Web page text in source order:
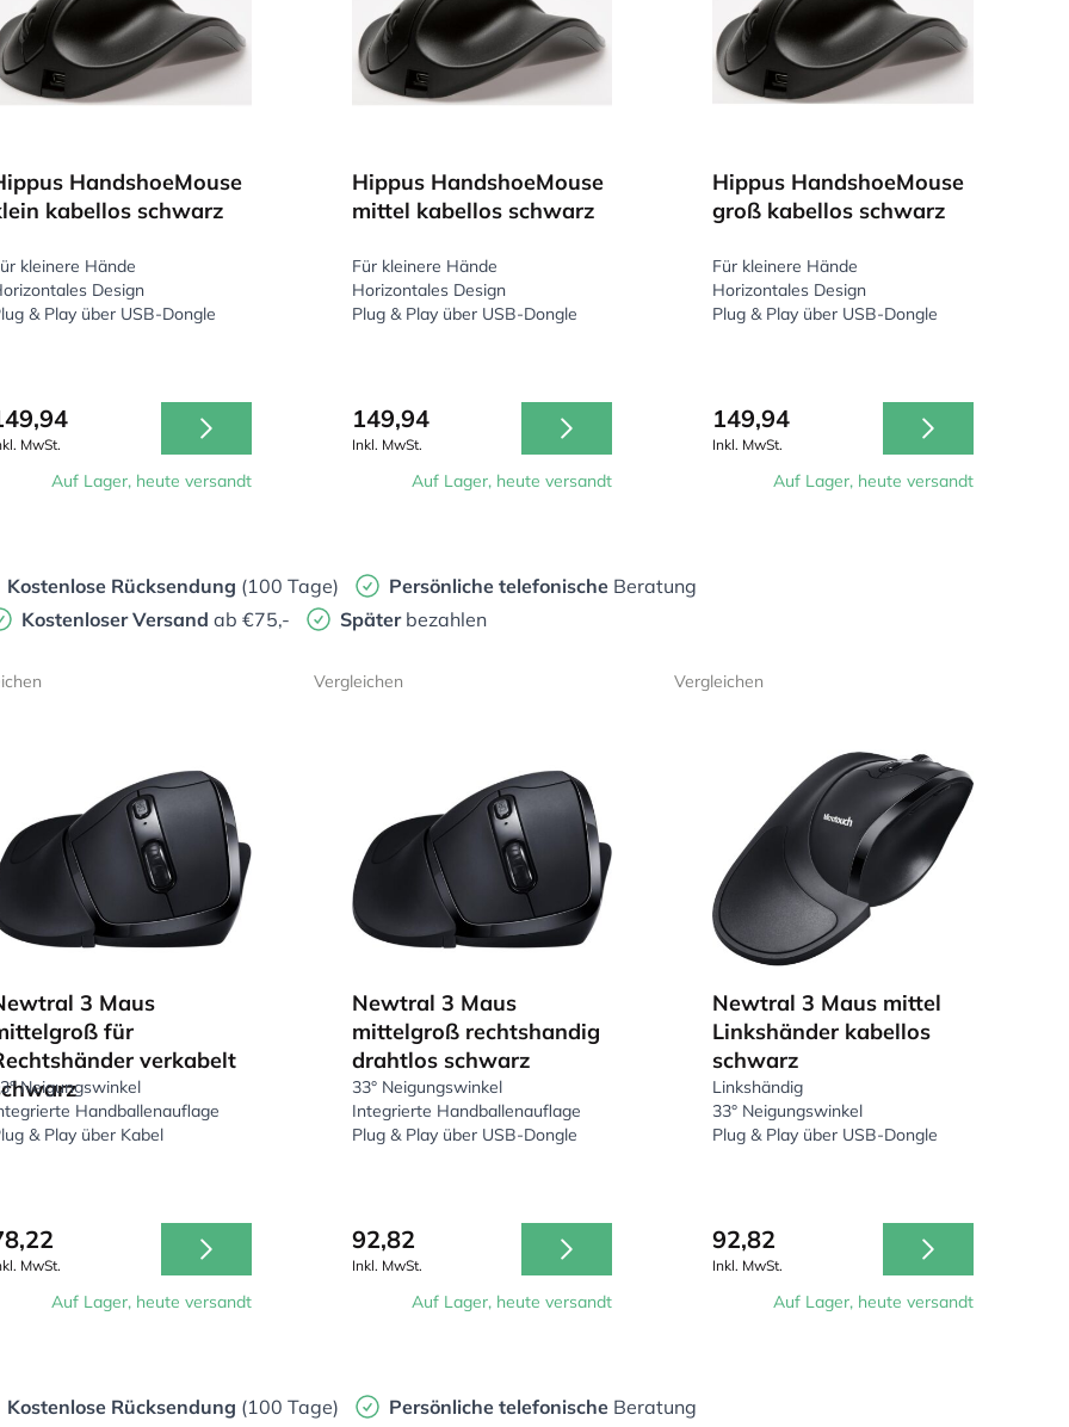
HandshoeMouse
kabellos schwarz
kleinere Hände
Design
& Play über USB-Dongle
MwSt.
Auf Lager, heute versandt
Hippus HandshoeMouse
mittel kabellos schwarz
Für kleinere Hände
Horizontales Design
Plug & Play über USB-Dongle
149,94
Inkl. MwSt.
Auf Lager, heute versandt
Hippus HandshoeMouse
groß kabellos schwarz
Für kleinere Hände
Horizontales Design
Plug & Play über USB-Dongle
149,94
Inkl. MwSt.
Auf Lager, heute versandt
Kostenlose Rücksendung (100 Tage) Persönliche telefonische Beratung
Kostenloser Versand ab €75,- Später bezahlen
3 Maus
für
verkabelt
Neigungswinkel
Handballenauflage
& Play über Kabel
MwSt.
Auf Lager, heute versandt
Vergleichen
Newtral 3 Maus
mittelgroß rechtshandig
drahtlos schwarz
33° Neigungswinkel
Integrierte Handballenauflage
Plug & Play über USB-Dongle
92,82
Inkl. MwSt.
Auf Lager, heute versandt
Vergleichen
Newtral 3 Maus mittel
Linkshänder kabellos
schwarz
Linkshändig
33° Neigungswinkel
Plug & Play über USB-Dongle
92,82
Inkl. MwSt.
Auf Lager, heute versandt
Kostenlose Rücksendung (100 Tage) Persönliche telefonische Beratung